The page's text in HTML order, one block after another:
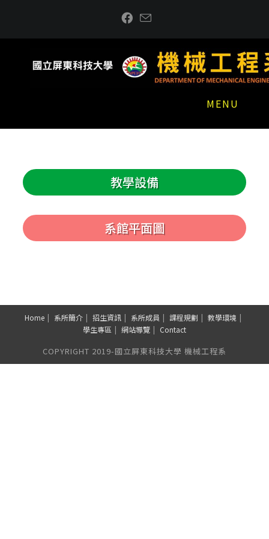
MENU
教學設備
系館平面圖
Home 系所簡介 招生資訊 系所成員 課程規劃
教學環境
學生專區
網站導覽 Contact
COPYRIGHT 2019-國立屏東科技大學 機械工程系